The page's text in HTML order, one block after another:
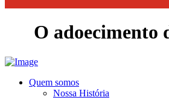
O adoecimento
Quem somos
Nossa História